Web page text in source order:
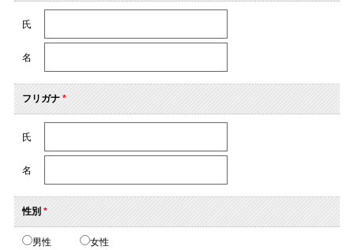
氏
名
フリガナ*
氏
名
性別 *
男性 女性